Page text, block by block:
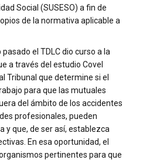
Social (SUSESO) a fin de
de la normativa aplicable a
el TDLC dio curso a la
a través del estudio Covel
Tribunal que determine si el
para que las mutuales
del ámbito de los accidentes
profesionales, pueden
y que, de ser así, establezca
En esa oportunidad, el
pertinentes para que